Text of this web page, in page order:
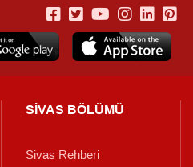
SİVAS BÖLÜMÜ
Sivas Rehberi